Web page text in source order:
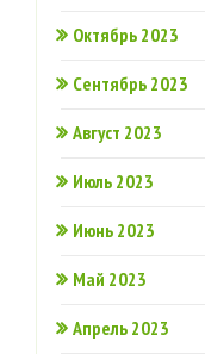
Октябрь 2023
Сентябрь 2023
Август 2023
Июль 2023
Июнь 2023
Май 2023
Апрель 2023